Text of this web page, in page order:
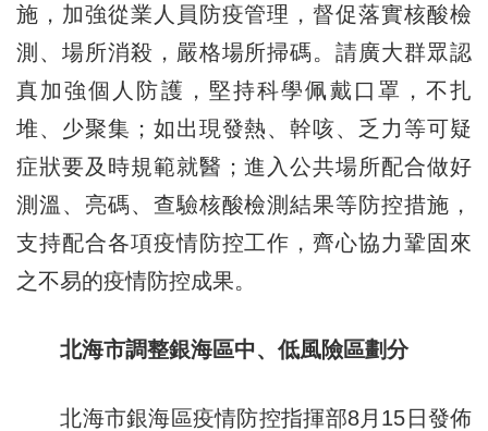
施，加強從業人員防疫管理，督促落實核酸檢
測、場所消殺，嚴格場所掃碼。請廣大群眾認
真加強個人防護，堅持科學佩戴口罩，不扎
堆、少聚集；如出現發熱、幹咳、乏力等可疑
症狀要及時規範就醫；進入公共場所配合做好
測溫、亮碼、查驗核酸檢測結果等防控措施，
支持配合各項疫情防控工作，齊心協力鞏固來
之不易的疫情防控成果。
北海市調整銀海區中、低風險區劃分
北海市銀海區疫情防控指揮部8月15日發佈